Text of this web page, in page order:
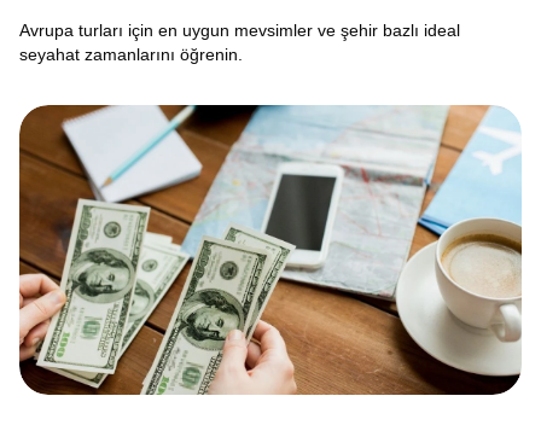
Avrupa turları için en uygun mevsimler ve şehir bazlı ideal
seyahat zamanlarını öğrenin.